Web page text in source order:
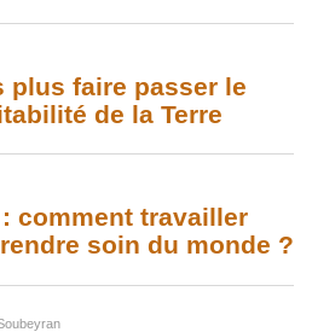
plus faire passer le
de la Terre
comment travailler
soin du monde ?